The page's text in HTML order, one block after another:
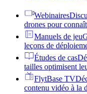
Webinaires
drones pour
Manuels de jeu
leçons de
Études de cas
tailles optimisent
FlytBase TV
contenu vidéo à la